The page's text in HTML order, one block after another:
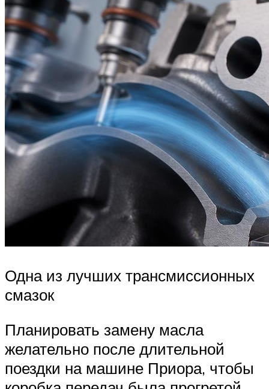
Одна из лучших трансмиссионных
смазок
Планировать замену масла
желательно после длительной
поездки на машине Приора, чтобы